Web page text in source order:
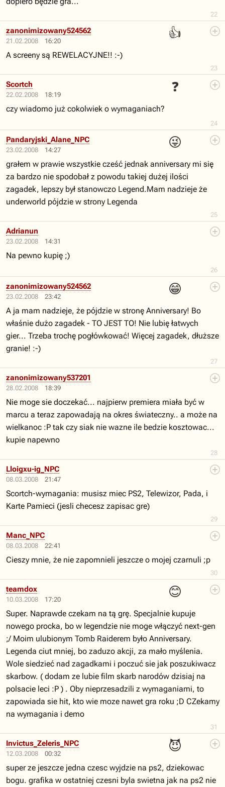
22
21.02.2008 16:20
👍
23
zanonimizowany524562
A screeny są REWELACYJNE!! :-)
22.02.2008 18:19
❓
24
Scortch
czy wiadomo już cokolwiek o wymaganiach?
23.02.2008 14:27
😜
25
Pandaryjski_Alane_NPC
grałem w prawie wszystkie cześć jednak anniversary mi się
za bardzo nie spodobał z powodu takiej dużej ilości
zagadek, lepszy był stanowczo Legend.Mam nadzieje że
underworld pójdzie w strony Legenda
23.02.2008 14:31
26
Adrianun
Na pewno kupię ;)
23.02.2008 23:42
😁
27
zanonimizowany524562
A ja mam nadzieje, że pójdzie w stronę Anniversary! Bo
właśnie dużo zagadek - TO JEST TO! Nie lubię łatwych
gier... Trzeba trochę pogłówkować! Więcej zagadek, dłuższe
granie! :-)
28.02.2008 18:39
28
zanonimizowany537201
Nie moge sie doczekać... najpierw premiera miała być w
marcu a teraz zapowadają na okres świateczny.. a może na
wielkanoc :P tak czy siak nie wazne ile bedzie kosztowac...
kupie napewno
08.03.2008 21:47
29
Lloigxu-ig_NPC
Scortch-wymagania: musisz miec PS2, Telewizor, Pada, i
Karte Pamieci (jesli checesz zapisac gre)
08.03.2008 22:41
30
Manc_NPC
Cieszy mnie, że nie zapomnieli jeszcze o mojej czarnuli ;p
10.03.2008 17:20
😊
31
teamdox
Super. Naprawde czekam na tą grę. Specjalnie kupuje
nowego procka, bo w legendzie nie moge włączyć next-gen
;/ Moim ulubionym Tomb Raiderem było Anniversary.
Legenda ciut mniej, bo zaduzo akcji, za mało myślenia.
Wole siedzieć nad zagadkami i poczuć sie jak poszukiwacz
skarbow. ( dodam ze lubie film skarb narodów dzisiaj na
polsacie leci :P ) . Oby nieprzesadzili z wymaganiami, to
zapowiada sie hit, kto wie moze nawet gra roku ;D CZekamy
na wymagania i demo
12.03.2008 00:32
😈
Invictus_Zeleris_NPC
super ze jeszcze jedna czesc wyjdzie na ps2, dziekowac
bogu. grafika w ostatniej czesni byla swietna jak na ps2 nie